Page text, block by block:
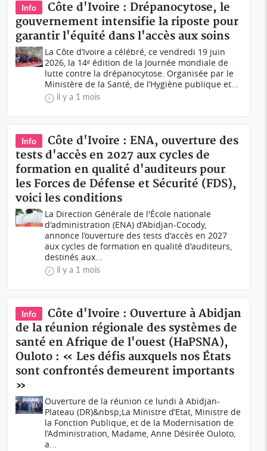
Info
Côte d'Ivoire : Drépanocytose, le
gouvernement intensifie la riposte pour
garantir l'équité dans l'accès aux soins
La Côte d’Ivoire a célébré, ce vendredi 19 juin
2026, la 14ᵉ édition de la Journée mondiale de
lutte contre la drépanocytose. Organisée par le
Ministère de la Santé, de l’Hygiène publique et...
il y a 1 mois
Info
Côte d'Ivoire : ENA, ouverture des
tests d'accès en 2027 aux cycles de
formation en qualité d'auditeurs pour
les Forces de Défense et Sécurité (FDS),
voici les conditions
La Direction Générale de l'École nationale
d'administration (ENA) d’Abidjan-Cocody,
annonce l’ouverture des tests d'accès en 2027
aux cycles de formation en qualité d'auditeurs,
destinés aux...
il y a 1 mois
Info
Côte d'Ivoire : Ouverture à Abidjan
de la réunion régionale des systèmes de
santé en Afrique de l'ouest (HaPSNA),
Ouloto : « Les défis auxquels nos États
sont confrontés demeurent importants
»
Ouverture de la réunion ce lundi à Abidjan-
Plateau (DR)&nbsp;La Ministre d’Etat, Ministre de
la Fonction Publique, et de la Modernisation de
l’Administration, Madame, Anne Désirée Ouloto,
a...